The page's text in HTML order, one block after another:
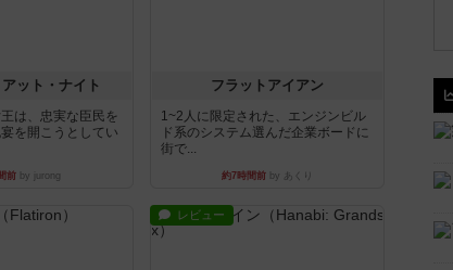
ット・ナイト
は、忠実な臣民を
を開こうとしてい
前 by jurong
フラットアイアン
1~2人に限定された、エンジンビル
ド系のシステム選んだ企業ボードに
街で...
約7時間前 by あくり
レビュー